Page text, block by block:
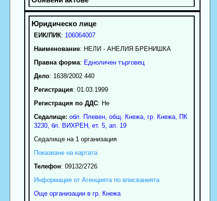
ЕИК/ПИК: 106064007
Наименование: НЕЛИ - АНЕЛИЯ БРЕНИШКА
Правна форма: Едноличен търговец
Дело: 1638/2002 440
Регистрация: 01.03.1999
Регистрация по ДДС: Нe
Седалище: обл. Плевен, общ. Кнежа, гр. Кнежа, ПК
3230, бл. ВИХРЕН, ет. 5, ап. 19
Седалище на 1 организация
Показване на картата
Телефон: 09132/2726
Информация от Агенцията по вписванията
Още организации в гр. Кнежа